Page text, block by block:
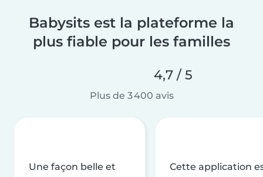
Babysits est la plateforme la
plus fiable pour les familles
4,7 / 5
Plus de 3 400 avis
Une façon belle et
Cette application